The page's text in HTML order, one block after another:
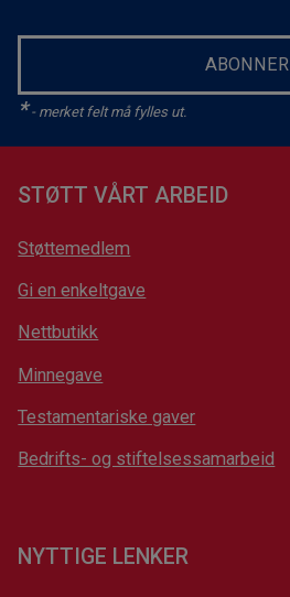
ABONNER
*- merket felt må fylles ut.
STØTT VÅRT ARBEID
Støttemedlem
Gi en enkeltgave
Nettbutikk
Minnegave
Testamentariske gaver
Bedrifts- og stiftelsessamarbeid
NYTTIGE LENKER